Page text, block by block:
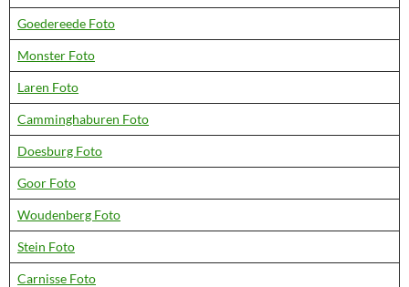
Goedereede Foto
Monster Foto
Laren Foto
Camminghaburen Foto
Doesburg Foto
Goor Foto
Woudenberg Foto
Stein Foto
Carnisse Foto